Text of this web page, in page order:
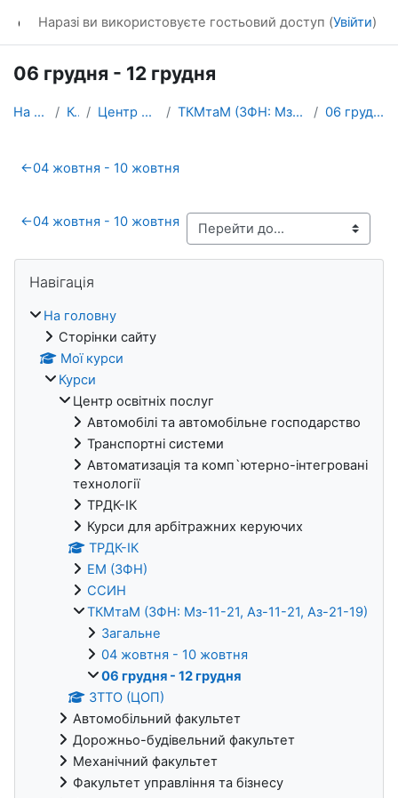
Наразі ви використовуєте гостьовий доступ (Увійти)
06 грудня - 12 грудня
На головну Курси Центр освітніх послуг ТКМтаМ (ЗФН: Мз-11-21, Аз-11-21, Аз-21-19) 06 грудня - 12 грудня
Схема розділу
←04 жовтня - 10 жовтня
←04 жовтня - 10 жовтня
Навігація
На головну
Сторінки сайту
Мої курси
Курси
Центр освітніх послуг
Автомобілі та автомобільне господарство
Транспортні системи
Автоматизація та комп`ютерно-інтегровані
технології
ТРДК-ІК
Курси для арбітражних керуючих
ТРДК-ІК
ЕМ (ЗФН)
ССИН
ТКМтаМ (ЗФН: Мз-11-21, Аз-11-21, Аз-21-19)
Загальне
04 жовтня - 10 жовтня
06 грудня - 12 грудня
ЗТТО (ЦОП)
Автомобільний факультет
Дорожньо-будівельний факультет
Механічний факультет
Факультет управління та бізнесу